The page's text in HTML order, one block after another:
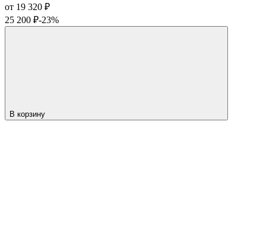
от 19 320 ₽
25 200 ₽-23%
В корзину